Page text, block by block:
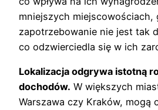
mniejszych miejscowościach,
zapotrzebowanie nie jest tak
co odzwierciedla się w ich
Lokalizacja odgrywa istotną
dochodów. W większych
Warszawa czy Kraków, mogą